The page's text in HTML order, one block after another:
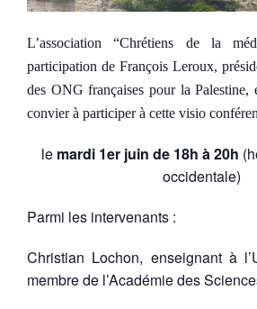
L’association “Chrétiens de la
participation de François Leroux,
des ONG françaises pour la Palestine,
convier à participer à cette visio
le mardi 1er juin de 18h à 20h
occidentale)
Parmi les intervenants :
Christian Lochon, enseignant à
membre de l’Académie des